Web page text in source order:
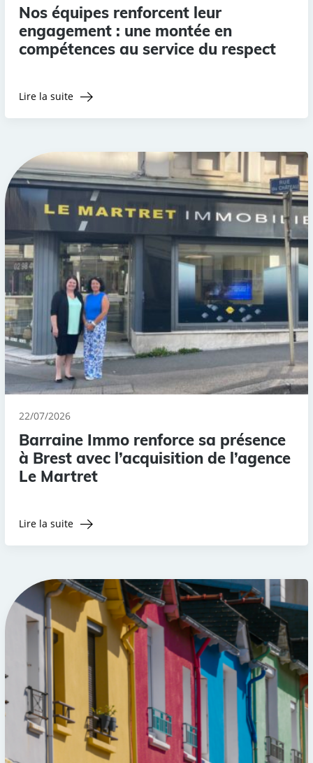
Nos équipes renforcent leur
engagement : une montée en
compétences au service du respect
Lire la suite
22/07/2026
Barraine Immo renforce sa présence
à Brest avec l’acquisition de l’agence
Le Martret
Lire la suite